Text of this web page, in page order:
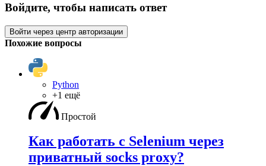
Войдите, чтобы написать ответ
Войти через центр авторизации
Похожие вопросы
Python
+1 ещё
Простой
Как работать с Selenium через
приватный socks proxy?